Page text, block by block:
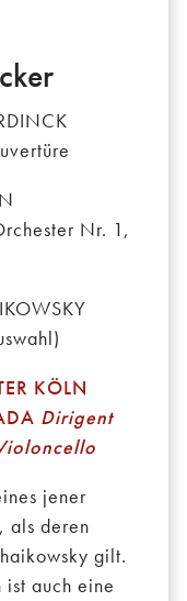
Nr. 1,
KÖLN
Dirigent
jener
als deren
gilt.
auch eine